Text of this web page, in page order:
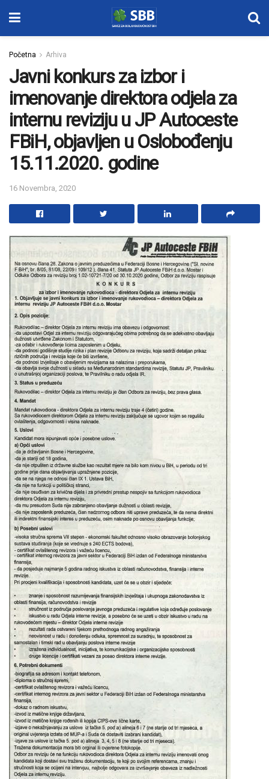
Početna Arhiva
Javni konkurs za izbor i
imenovanje direktora odjela za
internu reviziju u JP Autoceste
FBiH, objavljen u Oslobođenju
15.11.2020. godine
16 Novembra, 2020